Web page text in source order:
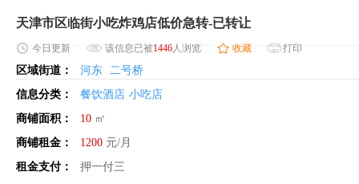
天津市区临街小吃炸鸡店低价急转-已转让
今日 更新 该信息已被1446人浏览 收藏 打印
区域街道： 河东 二号桥
信息分类：
餐饮酒店 小吃店
商铺面积：
10 ㎡
商铺租金：
1200 元/月
租金支付：
押一付三